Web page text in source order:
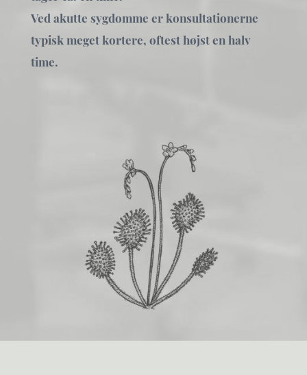
Ved akutte sygdomme er konsultationerne
typisk meget kortere, oftest højst en halv
time.